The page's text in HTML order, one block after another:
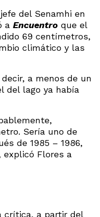
del Senamhi en
a Encuentro que el
69 centímetros,
climático y las
a menos de un
del lago ya había
Sería uno de
de 1985 – 1986,
explicó Flores a
crítica, a partir del